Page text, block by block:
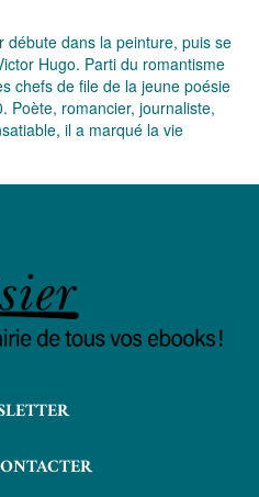
dans la peinture, puis se
Hugo. Parti du romantisme
chefs de file de la jeune poésie
Poète, romancier, journaliste,
il a marqué la vie